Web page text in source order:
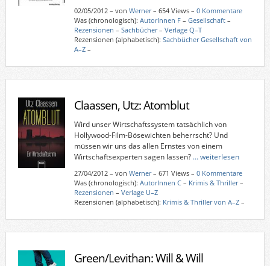
02/05/2012– von Werner– 654 Views – 0 Kommentare
Was (chronologisch): AutorInnen F– Gesellschaft–
Rezensionen – Sachbücher– Verlage Q–T
Rezensionen (alphabetisch): Sachbücher Gesellschaft von
A–Z–
Claassen, Utz: Atomblut
Wird unser Wirtschaftssystem tatsächlich von
Hollywood-Film-Bösewichten beherrscht? Und
müssen wir uns das allen Ernstes von einem
Wirtschaftsexperten sagen lassen? … weiterlesen
27/04/2012– von Werner– 671 Views – 0 Kommentare
Was (chronologisch): AutorInnen C– Krimis & Thriller–
Rezensionen – Verlage U–Z
Rezensionen (alphabetisch): Krimis & Thriller von A–Z–
Green/Levithan: Will & Will